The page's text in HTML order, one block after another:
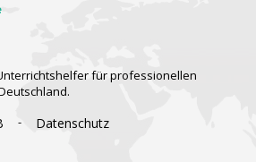
für professionellen
- Datenschutz